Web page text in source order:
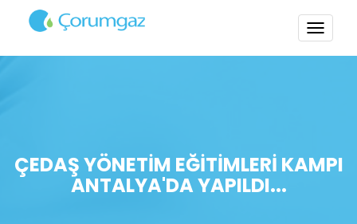
ÇEDAŞ YÖNETİM EĞİTİMLERİ KAMPI
ANTALYA'DA YAPILDI...